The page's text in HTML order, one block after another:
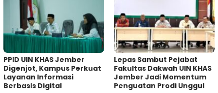
PPID UIN KHAS Jember
Digenjot, Kampus Perkuat
Layanan Informasi
Berbasis Digital
Lepas Sambut Pejabat
Fakultas Dakwah UIN KHAS
Jember Jadi Momentum
Penguatan Prodi Unggul